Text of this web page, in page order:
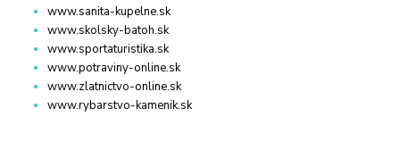
www.sanita-kupelne.sk
www.skolsky-batoh.sk
www.sportaturistika.sk
www.potraviny-online.sk
www.zlatnictvo-online.sk
www.rybarstvo-kamenik.sk